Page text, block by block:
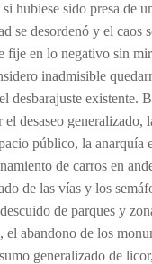
hubiese sido presa de
se desordenó y el caos
fije en lo negativo sin
inadmisible
desbarajuste existente.
el desaseo generalizado,
público, la anarquía
de carros en
de las vías y los
de parques y
el abandono de los
generalizado de